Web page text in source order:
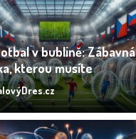
v bublině: Zábavná
kterou musíte